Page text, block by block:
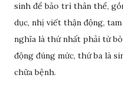
sinh để bảo trì thân thể,
dục, nhị viết thận động,
nghĩa là thứ nhất phải từ
động đúng mức, thứ ba là
chữa bệnh.